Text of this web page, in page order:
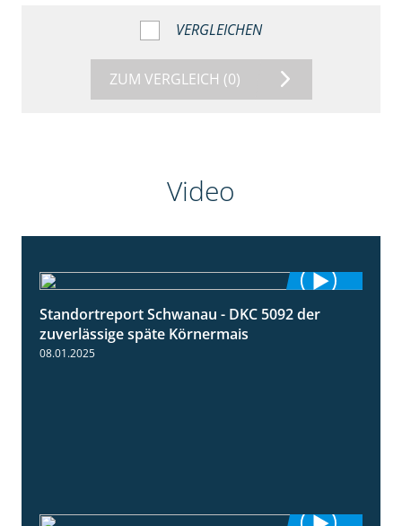
VERGLEICHEN
ZUM VERGLEICH (0)
Video
1:18
Standortreport Schwanau - DKC 5092 der
zuverlässige späte Körnermais
08.01.2025